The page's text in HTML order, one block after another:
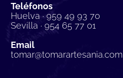
Teléfonos
Huelva · 959 49 93 70
Sevilla · 954 65 77 01
Email
tomar@tomarartesania.com